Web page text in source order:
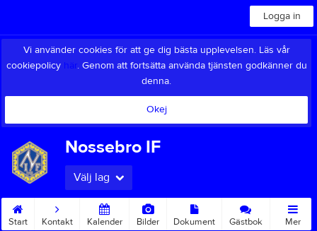
Logga in
Vi använder cookies för att ge dig bästa upplevelsen. Läs vår
cookiepolicy här. Genom att fortsätta använda tjänsten godkänner du
denna.
Okej
Nossebro IF
Välj lag
Start Kontakt Kalender Bilder Dokument Gästbok Mer